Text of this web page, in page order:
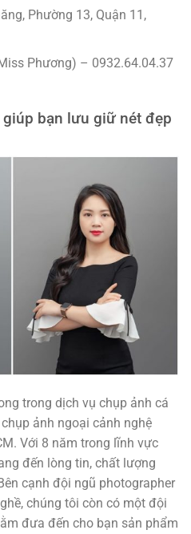
Phường 13, Quận 11,
Phương) – 0932.64.04.37
bạn lưu giữ nét đẹp
trong dịch vụ chụp ảnh cá
ảnh ngoại cảnh nghệ
Với 8 năm trong lĩnh vực
đến lòng tin, chất lượng
cạnh đội ngũ photographer
chúng tôi còn có một đội
đưa đến cho bạn sản phẩm